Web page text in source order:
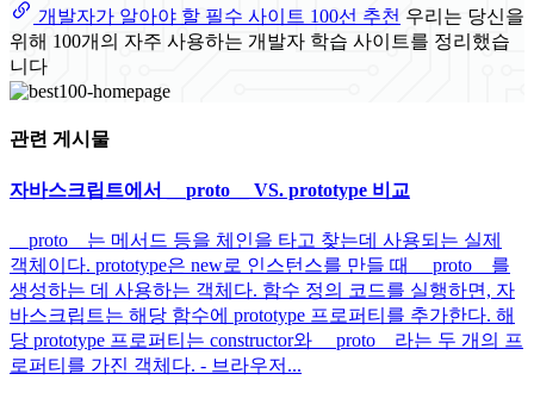
개발자가 알아야 할 필수 사이트 100선 추천 우리는 당신을
위해 100개의 자주 사용하는 개발자 학습 사이트를 정리했습
니다
관련 게시물
자바스크립트에서 __proto__ VS. prototype 비교
__proto__는 메서드 등을 체인을 타고 찾는데 사용되는 실제
객체이다. prototype은 new로 인스턴스를 만들 때 __proto__를
생성하는 데 사용하는 객체다. 함수 정의 코드를 실행하면, 자
바스크립트는 해당 함수에 prototype 프로퍼티를 추가한다. 해
당 prototype 프로퍼티는 constructor와 __proto__라는 두 개의 프
로퍼티를 가진 객체다. - 브라우저...